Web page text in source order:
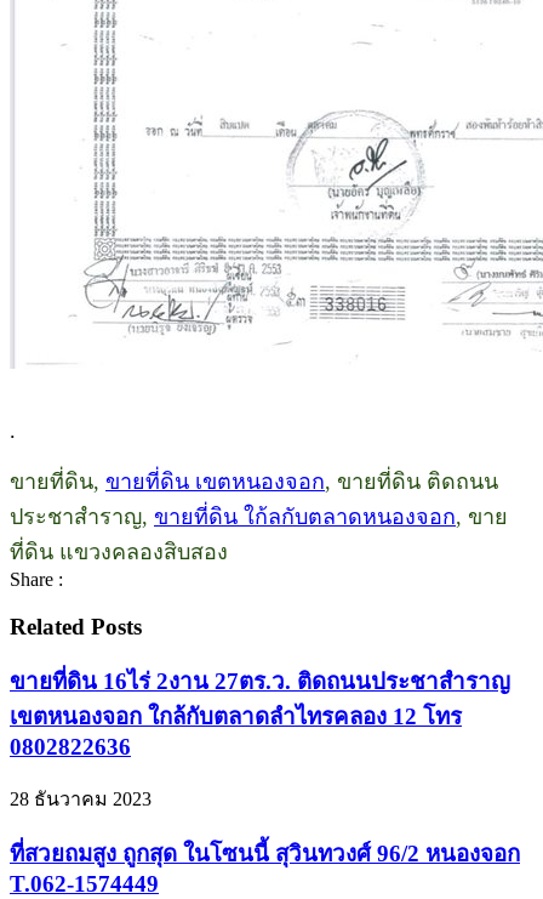
.
ขายที่ดิน, ขายที่ดิน เขตหนองจอก, ขายที่ดิน ติดถนน
ประชาสำราญ, ขายที่ดิน ใก้ลกับตลาดหนองจอก, ขาย
ที่ดิน แขวงคลองสิบสอง
Share :
Related Posts
ขายที่ดิน 16ไร่ 2งาน 27ตร.ว. ติดถนนประชาสำราญ
เขตหนองจอก ใกล้กับตลาดลำไทรคลอง 12 โทร
0802822636
28 ธันวาคม 2023
ที่สวยถมสูง ถูกสุด ในโซนนี้ สุวินทวงศ์ 96/2 หนองจอก
T.062-1574449